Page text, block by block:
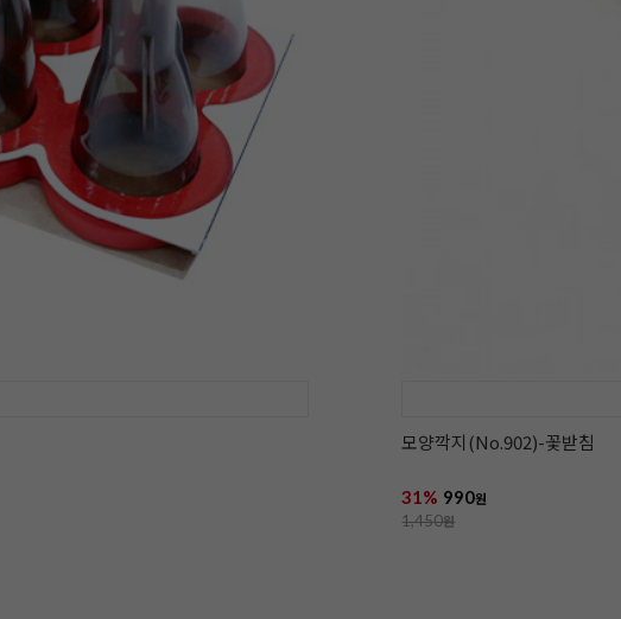
모양깍지(No.902)-꽃받침
31% 990원
1,450원